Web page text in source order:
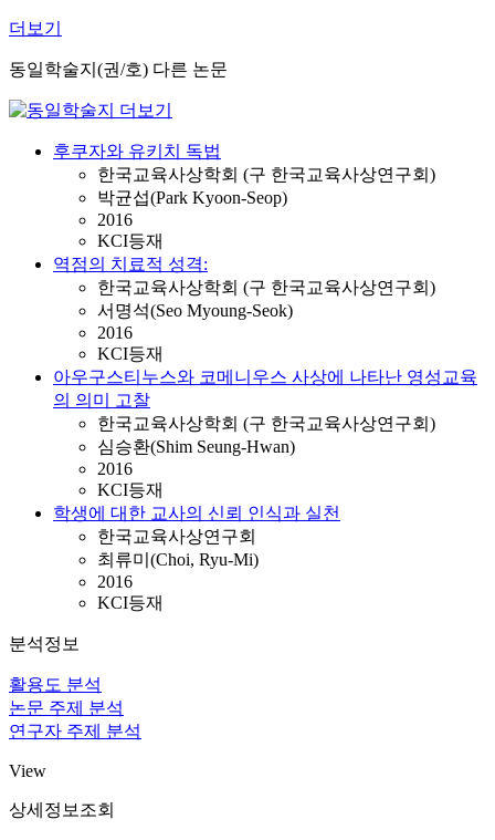
더보기
동일학술지(권/호) 다른 논문
후쿠자와 유키치 독법
한국교육사상학회 (구 한국교육사상연구회)
박균섭(Park Kyoon-Seop)
2016
KCI등재
역점의 치료적 성격:
한국교육사상학회 (구 한국교육사상연구회)
서명석(Seo Myoung-Seok)
2016
KCI등재
아우구스티누스와 코메니우스 사상에 나타난 영성교육
의 의미 고찰
한국교육사상학회 (구 한국교육사상연구회)
심승환(Shim Seung-Hwan)
2016
KCI등재
학생에 대한 교사의 신뢰 인식과 실천
한국교육사상연구회
최류미(Choi, Ryu-Mi)
2016
KCI등재
분석정보
활용도 분석
논문 주제 분석
연구자 주제 분석
View
상세정보조회